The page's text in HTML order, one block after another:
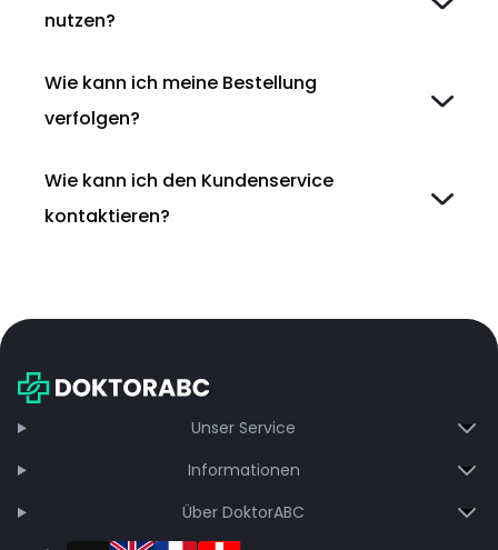
nutzen?
Wie kann ich meine Bestellung
verfolgen?
Wie kann ich den Kundenservice
kontaktieren?
Unser Service
Informationen
Über DoktorABC